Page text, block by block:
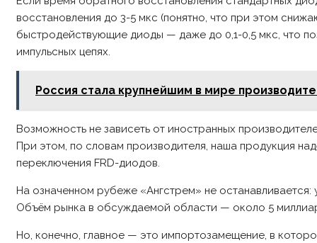
восстановления до 3-5 мкс (понятно, что при этом
быстродействующие диоды — даже до 0,1-0,5 мкс, что
импульсных цепях.
Россия стала крупнейшим в мире
Возможность не зависеть от иностранных
При этом, по словам производителя, наша продукция
переключения FRD-диодов.
На означенном рубеже «Ангстрем» не
Объём рынка в обсуждаемой области — около 5
Но, конечно, главное — это импортозамещение, в